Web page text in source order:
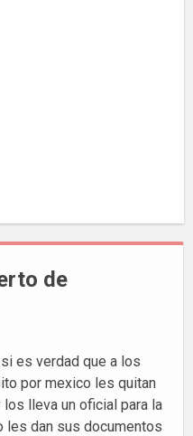
de
es verdad que a los
por mexico les quitan
lleva un oficial para la
les dan sus documentos